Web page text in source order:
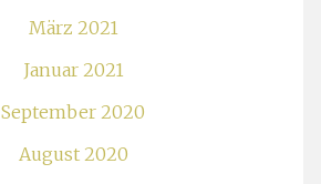
März 2021
Januar 2021
September 2020
August 2020